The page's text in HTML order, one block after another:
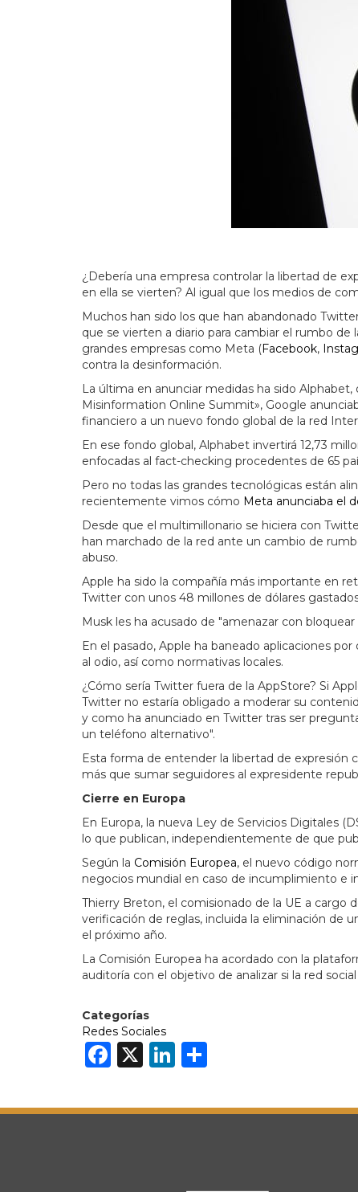
¿Debería una empresa controlar la libertad de
en ella se vierten? Al igual que los medios de
Muchos han sido los que han abandonado
que se vierten a diario para cambiar el rumbo de
grandes empresas como Meta (Facebook,
contra la desinformación.
La última en anunciar medidas ha sido
Misinformation Online Summit», Google
financiero a un nuevo fondo global de la red
En ese fondo global, Alphabet invertirá 12,73
enfocadas al fact-checking procedentes de 65
Pero no todas las grandes tecnológicas están
recientemente vimos cómo Meta anunciaba el
Desde que el multimillonario se hiciera con
han marchado de la red ante un cambio de
abuso.
Apple ha sido la compañía más importante en
Twitter con unos 48 millones de dólares
Musk les ha acusado de "amenazar con
En el pasado, Apple ha baneado aplicaciones
al odio, así como normativas locales.
¿Cómo sería Twitter fuera de la AppStore? Si
Twitter no estaría obligado a moderar su
y como ha anunciado en Twitter tras ser
un teléfono alternativo".
Esta forma de entender la libertad de
más que sumar seguidores al expresidente
Cierre en Europa
En Europa, la nueva Ley de Servicios Digitales
lo que publican, independientemente de que
Según la Comisión Europea, el nuevo código
negocios mundial en caso de incumplimiento e
Thierry Breton, el comisionado de la UE a cargo
verificación de reglas, incluida la eliminación de
el próximo año.
La Comisión Europea ha acordado con la
auditoría con el objetivo de analizar si la red
Categorías
Redes Sociales
Facebook
X LinkedIn